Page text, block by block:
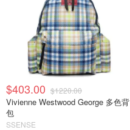
$403.00 $1220.00
Vivienne Westwood George 多色背
包
SSENSE